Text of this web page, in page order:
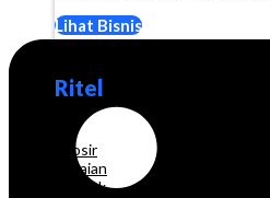
Lihat Bisnis
Ritel
Grosir
Pakaian
Apotek